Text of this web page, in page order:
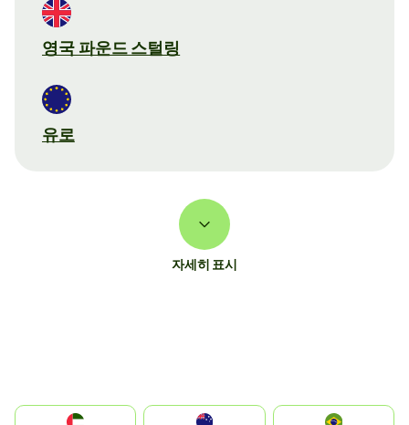
영국 파운드 스털링
유로
자세히 표시